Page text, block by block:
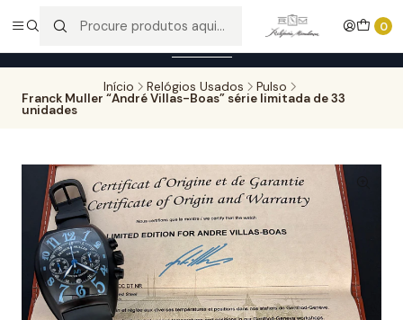
0
Entregas gratuitas para compras superiores a 100,00€ - Todas as
encomendas serão sujeitas a confirmação de stock.
Início Relógios Usados Pulso
Franck Muller “André Villas-Boas” série limitada de 33
unidades